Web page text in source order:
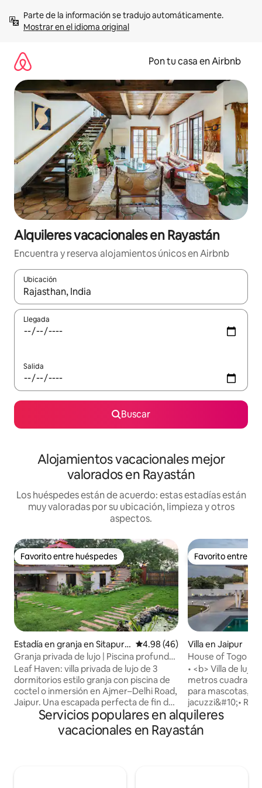
contenidoMostrar en el idioma original
Pon tu casa en Airbnb
Alquileres vacacionales en Rayastán
Encuentra y reserva alojamientos únicos en Airbnb
Ubicación
Cuando los resultados estén disponibles, navega con las
Llegada
Salida
Buscar
Alojamientos vacacionales mejor
valorados en Rayastán
Los huéspedes están de acuerdo: estas estadías están
muy valoradas por su ubicación, limpieza y otros
aspectos.
Favorito entre huéspedes
Favorito entre huéspedes
Estadía en granja en Sitapura
Bas Sanjhariya
Calificación promedio: 4.98 de
4.98 (46)
Granja privada de lujo | Piscina profunda |
LeafHaven Jaipur
Leaf Haven: villa privada de lujo de 3
dormitorios estilo granja con piscina de
coctel o inmersión en Ajmer–Delhi Road,
Jaipur. Una escapada perfecta de fin de
semana a la naturaleza para escapar de
la ciudad, ideal para parejas, familias y
amigos. Rodeado de vegetación,
Favorito entre
Favorito entre
Villa en Jaipur
House of Togo |
dormitorios,
• <b> Villa de lujo Aravalli</b>: 1400
metros
para mascotas,
jacuzzi&#10;• Regalos exclusivos de <b>
Summer Edit</b>
huéspedes en
<b> De
Servicios populares en alquileres
vacacionales en Rayastán